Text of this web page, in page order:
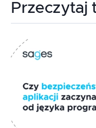
Przeczytaj